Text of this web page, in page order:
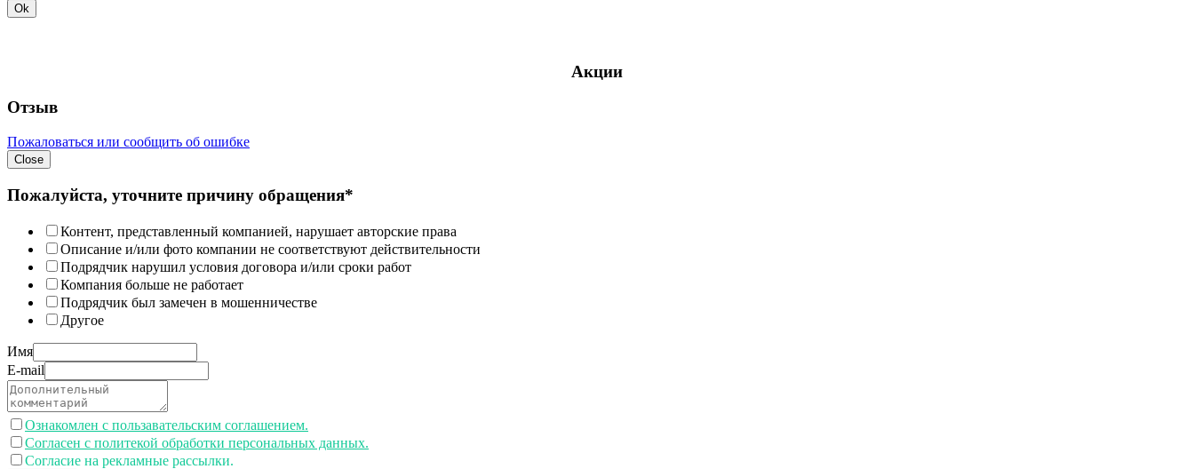
Ok
Акции
Отзыв
Пожаловаться или сообщить об ошибке
Close
Пожалуйста, уточните причину обращения*
Контент, представленный компанией, нарушает авторские права
Описание и/или фото компании не соответствуют действительности
Подрядчик нарушил условия договора и/или сроки работ
Компания больше не работает
Подрядчик был замечен в мошенничестве
Другое
Имя
E-mail
Ознакомлен с пользавательским соглашением.
Согласен с политекой обработки персональных данных.
Согласие на рекламные рассылки.